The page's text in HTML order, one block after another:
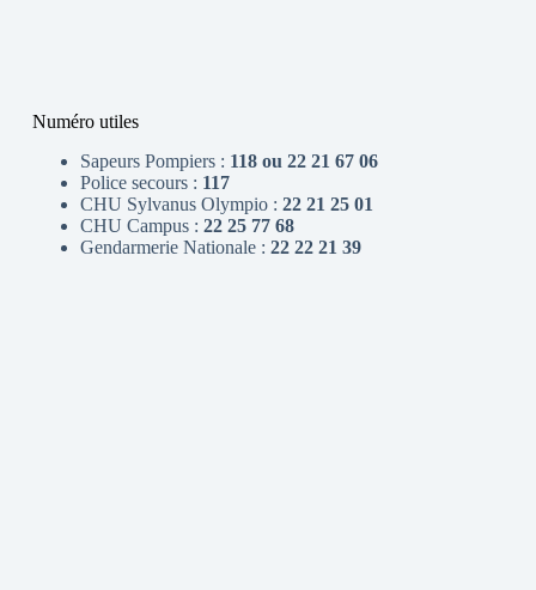
Numéro utiles
Sapeurs Pompiers : 118 ou 22 21 67 06
Police secours : 117
CHU Sylvanus Olympio : 22 21 25 01
CHU Campus : 22 25 77 68
Gendarmerie Nationale : 22 22 21 39